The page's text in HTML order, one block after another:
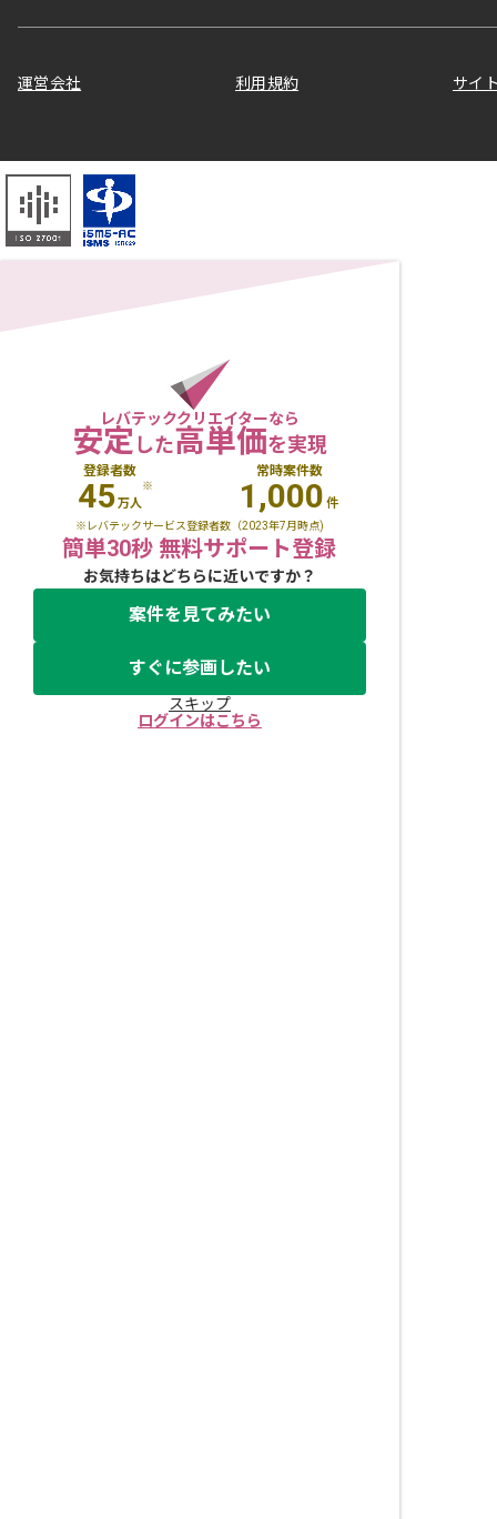
運営会社 利用規約 サイ
レバテッククリエイターなら
安定した高単価を実現
登録者数
45万人
※
常時案件数
1,000 件
※レバテックサービス登録者数（2023年7月時点)
簡単30秒 無料サポート登録
お気持ちはどちらに近いですか？
案件を見てみたい
すぐに参画したい
スキップ
ログインはこちら